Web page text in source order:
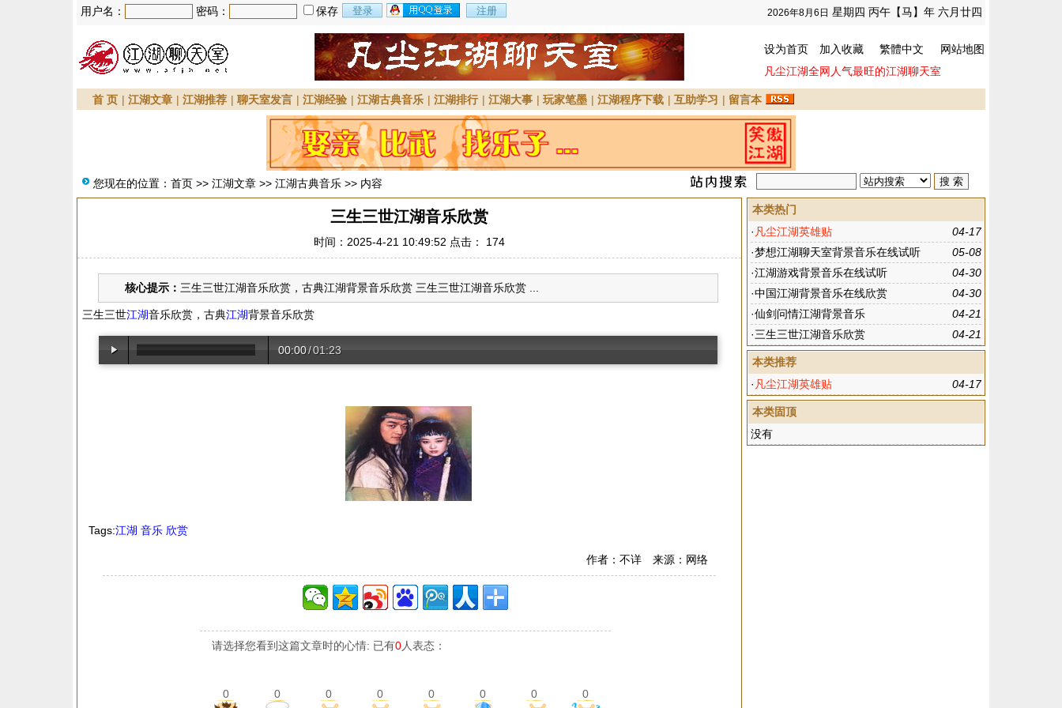
2026年8月6日 星期四 丙午【马】年 六月廿四
用户名： 密码： 保存
设为首页 加入收藏 繁體中文
网站地图
凡尘江湖全网人气最旺的江湖聊天室
首 页 | 江湖文章 | 江湖推荐 | 聊天室发言 | 江湖经验 | 江湖古典音乐 | 江湖排行 | 江湖大事 | 玩家笔墨 | 江湖程序下载 | 互助学习 | 留言本
您现在的位置： 首页 >> 江湖文章 >> 江湖古典音乐 >> 内容
三生三世江湖音乐欣赏
时间：2025-4-21 10:49:52 点击： 174
核心提示： 三生三世江湖音乐欣赏，古典江湖背景音乐欣赏 三生三世江湖音乐欣赏 ...
三生三世江湖音乐欣赏，古典江湖背景音乐欣赏
00:00/01:23
Tags:江湖 音乐 欣赏
作者：不详 来源：网络
请选择您看到这篇文章时的心情: 已有0人表态：
0 0 0 0 0 0 0 0
本类热门
04-17
· 凡尘江湖英雄贴
05-08
·梦想江湖聊天室背景音乐在线试听
04-30
·江湖游戏背景音乐在线试听
04-30
·中国江湖背景音乐在线欣赏
04-21
·仙剑问情江湖背景音乐
04-21
·三生三世江湖音乐欣赏
本类推荐
04-17
· 凡尘江湖英雄贴
本类固顶
没有